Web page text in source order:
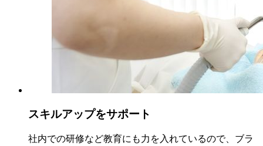
スキルアップをサポート
社内での研修など教育にも力を入れているので、ブラ